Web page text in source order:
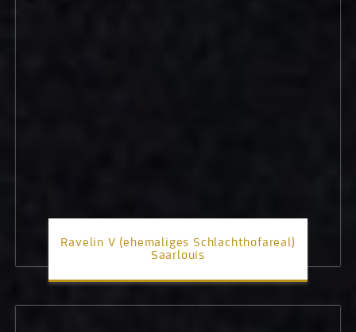
Ravelin V (ehemaliges Schlachthofareal)
Saarlouis